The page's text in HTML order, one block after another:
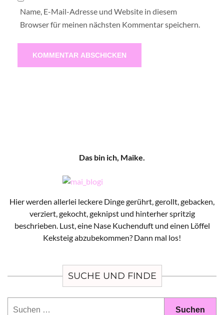
Name, E-Mail-Adresse und Website in diesem
Browser für meinen nächsten Kommentar speichern.
Das bin ich, Maike.
Hier werden allerlei leckere Dinge gerührt, gerollt, gebacken,
verziert, gekocht, geknipst und hinterher spritzig
beschrieben. Lust, eine Nase Kuchenduft und einen Löffel
Keksteig abzubekommen? Dann mal los!
SUCHE UND FINDE